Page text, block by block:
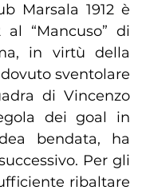
Marsala 1912 è
“Mancuso” di
in virtù della
sventolare
di Vincenzo
dei goal in
bendata, ha
Per gli
ribaltare